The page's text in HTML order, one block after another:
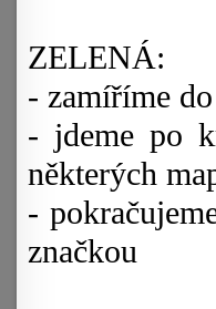
ZELENÁ:
- zamíříme
- jdeme po
některých
-
značkou